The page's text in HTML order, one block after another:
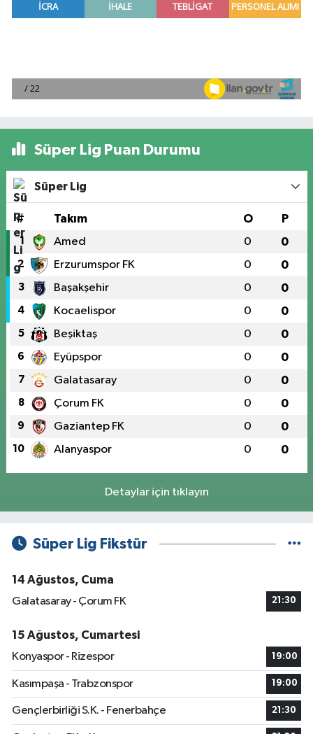
Süper Lig Puan Durumu
Süper Lig
# Takım O P
1 Amed 0 0
2 Erzurumspor FK 0 0
3 Başakşehir 0 0
4 Kocaelispor 0 0
5 Beşiktaş 0 0
6 Eyüpspor 0 0
7 Galatasaray 0 0
8 Çorum FK 0 0
9 Gaziantep FK 0 0
10 Alanyaspor 0 0
Detaylar için tıklayın
Süper Lig Fikstür
14 Ağustos, Cuma
Galatasaray - Çorum FK
21:30
15 Ağustos, Cumartesi
Konyaspor - Rizespor
19:00
Kasımpaşa - Trabzonspor 19:00
Gençlerbirliği S.K. - Fenerbahçe 21:30